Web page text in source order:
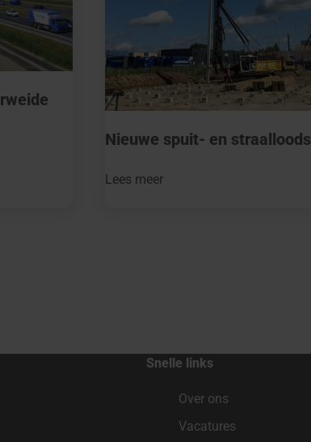
Nieuwe spuit- en straalloods
Lees meer
Snelle links
Over ons
Vacatures